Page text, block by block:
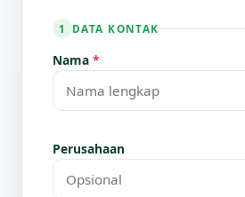
1 DATA KONTAK
Nama *
Perusahaan